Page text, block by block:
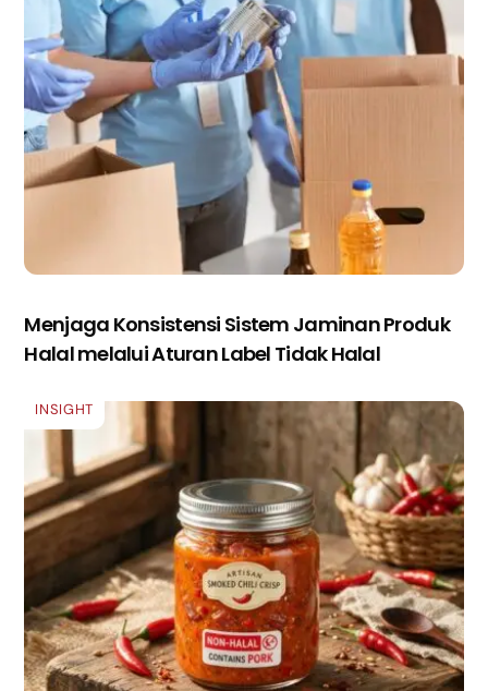
Menjaga Konsistensi Sistem Jaminan Produk
Halal melalui Aturan Label Tidak Halal
INSIGHT